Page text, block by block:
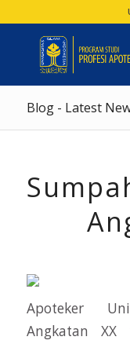
Blog - Latest
Apoteker
Angkatan XX